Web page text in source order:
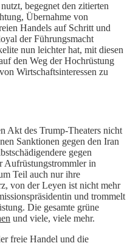
begegnet den zitierten
Übernahme von
Handels auf Schritt und
der Führungsmacht
nun leichter hat, mit diesen
den Weg der Hochrüstung
Wirtschaftsinteressen zu
Akt des Trump-Theaters nicht
Sanktionen gegen den Iran
gegen
Aufrüstungstrommler in
Teil auch nur ihre
von der Leyen ist nicht mehr
und trommelt
Die gesamte grüne
und viele, viele mehr.
freie Handel und die